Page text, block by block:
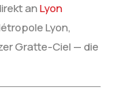
anLyon
Lyon,
Gratte-Ciel — die